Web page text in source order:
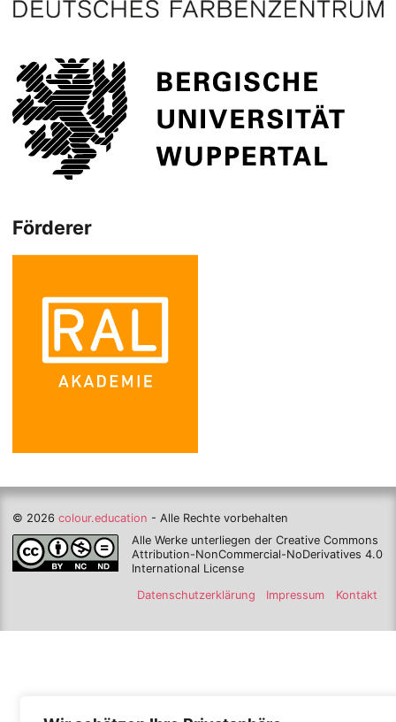
Förderer
© 2026 colour.education - Alle Rechte vorbehalten
Alle Werke unterliegen der Creative Commons
Attribution-NonCommercial-NoDerivatives 4.0
International License
Datenschutzerklärung
Impressum Kontakt